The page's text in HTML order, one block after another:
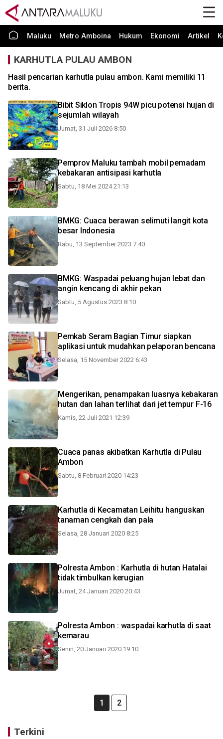
Maluku Metro Amboina Hukum Ekonomi Artikel
KARHUTLA PULAU AMBON
Hasil pencarian karhutla pulau ambon. Kami memiliki 11
berita.
Bibit Siklon Tropis 94W picu potensi hujan di
sejumlah wilayah
Jumat, 31 Juli 2026 8:50
Pemprov Maluku tambah mobil pemadam
kebakaran antisipasi karhutla
Sabtu, 18 Mei 2024 21:13
BMKG: Cuaca berawan selimuti langit kota
besar Indonesia
Rabu, 13 September 2023 7:40
BMKG: Waspadai peluang hujan lebat dan
angin kencang di akhir pekan
Sabtu, 5 Agustus 2023 8:10
Pemkab Seram Bagian Timur siapkan
aplikasi untuk mudahkan pelaporan bencana
Selasa, 15 November 2022 6:43
Mengerikan, penampakan luasnya kebakaran
hutan dan lahan terlihat dari jet tempur F-16
Kamis, 22 Juli 2021 12:39
Cuaca panas akibatkan Karhutla di Pulau
Ambon
Sabtu, 8 Februari 2020 14:23
Karhutla di Kecamatan Leihitu hanguskan
tanaman cengkah dan pala
Selasa, 28 Januari 2020 8:25
Polresta Ambon : Karhutla di hutan Hatalai
tidak timbulkan kerugian
Jumat, 24 Januari 2020 20:43
Polresta Ambon : waspadai karhutla di saat
kemarau
Senin, 20 Januari 2020 19:10
1 2
Terkini